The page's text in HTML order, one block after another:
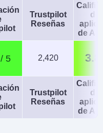
Trustpilot
Reseñas
de
de
2,420 3.8
Trustpilot
Reseñas
de
de